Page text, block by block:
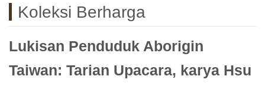
c
e
d
S
e
Koleksi Berharga
Lukisan Penduduk Aborigin
Taiwan: Tarian Upacara, karya Hsu